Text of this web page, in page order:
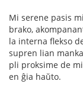
Mi serene pasis
brako,
la interna flekso
supren lian
pli proksime de
en ĝia haŭto.